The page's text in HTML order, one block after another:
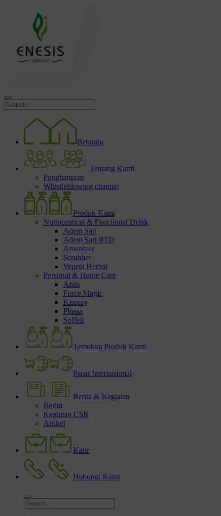
Beranda
Tentang Kami
Penghargaan
Whistleblowing channel
Produk Kami
Nutraceutical & Functional Drink
Adem Sari
Adem Sari RTD
Amunizer
Scrubber
Vegeta Herbal
Personal & Home Care
Antis
Force Magic
Kispray
Plossa
Soffell
Temukan Produk Kami
Pasar Internasional
Berita & Kegiatan
Berita
Kegiatan CSR
Artikel
Karir
Hubungi Kami